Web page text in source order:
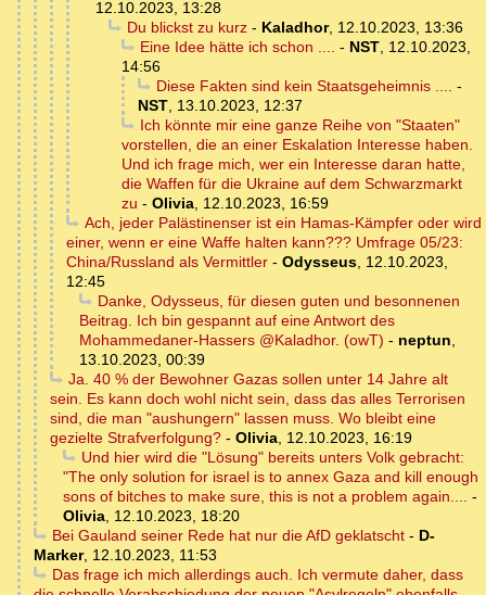
12.10.2023, 13:28
Du blickst zu kurz- Kaladhor, 12.10.2023, 13:36
Eine Idee hätte ich schon .... - NST, 12.10.2023,
14:56
Diese Fakten sind kein Staatsgeheimnis .... -
NST, 13.10.2023, 12:37
Ich könnte mir eine ganze Reihe von "Staaten"
vorstellen, die an einer Eskalation Interesse haben.
Und ich frage mich, wer ein Interesse daran hatte,
die Waffen für die Ukraine auf dem Schwarzmarkt
zu - Olivia, 12.10.2023, 16:59
Ach, jeder Palästinenser ist ein Hamas-Kämpfer oder wird
einer, wenn er eine Waffe halten kann??? Umfrage 05/23:
China/Russland als Vermittler - Odysseus, 12.10.2023,
12:45
Danke, Odysseus, für diesen guten und besonnenen
Beitrag. Ich bin gespannt auf eine Antwort des
Mohammedaner-Hassers @Kaladhor. (owT) - neptun,
13.10.2023, 00:39
Ja. 40 % der Bewohner Gazas sollen unter 14 Jahre alt
sein. Es kann doch wohl nicht sein, dass das alles Terrorisen
sind, die man "aushungern" lassen muss. Wo bleibt eine
gezielte Strafverfolgung? - Olivia, 12.10.2023, 16:19
Und hier wird die "Lösung" bereits unters Volk gebracht:
"The only solution for israel is to annex Gaza and kill enough
sons of bitches to make sure, this is not a problem again.... -
Olivia, 12.10.2023, 18:20
Bei Gauland seiner Rede hat nur die AfD geklatscht- D-
Marker, 12.10.2023, 11:53
Das frage ich mich allerdings auch. Ich vermute daher, dass